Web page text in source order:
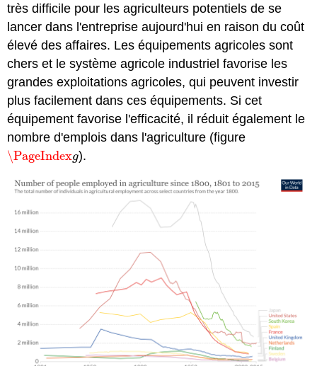
très difficile pour les agriculteurs potentiels de se
lancer dans l'entreprise aujourd'hui en raison du coût
élevé des affaires. Les équipements agricoles sont
chers et le système agricole industriel favorise les
grandes exploitations agricoles, qui peuvent investir
plus facilement dans ces équipements. Si cet
équipement favorise l'efficacité, il réduit également le
nombre d'emplois dans l'agriculture (figure
\PageIndexg
\PageIndexg).